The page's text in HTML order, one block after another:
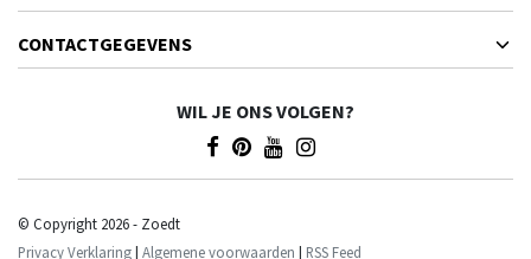
CONTACTGEGEVENS
WIL JE ONS VOLGEN?
© Copyright 2026 - Zoedt
Privacy Verklaring| Algemene voorwaarden | RSS Feed